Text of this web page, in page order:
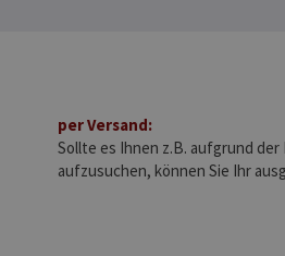
per Versand:
Sollte es Ihnen z.B. aufgrund
aufzusuchen, können Sie Ihr